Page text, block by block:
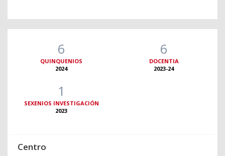
6
QUINQUENIOS
2024
6
DOCENTIA
2023-24
1
SEXENIOS INVESTIGACIÓN
2023
Centro